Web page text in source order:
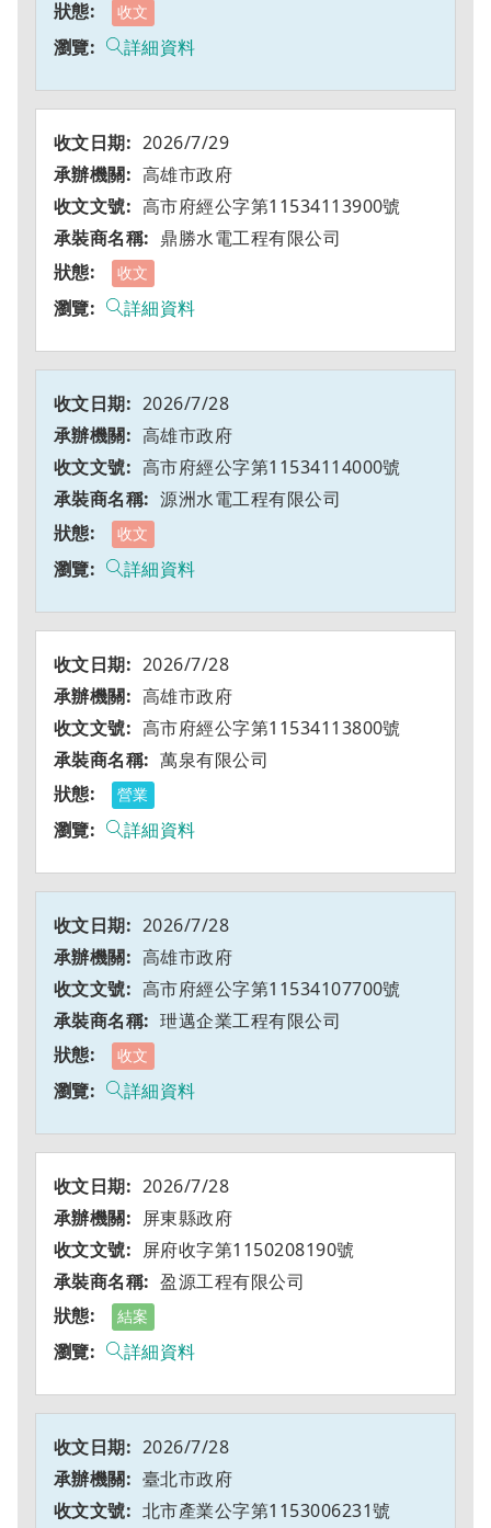
收文
詳細資料
2026/7/29
高雄市政府
高市府經公字第11534113900號
鼎勝水電工程有限公司
收文
詳細資料
2026/7/28
高雄市政府
高市府經公字第11534114000號
源洲水電工程有限公司
收文
詳細資料
2026/7/28
高雄市政府
高市府經公字第11534113800號
萬泉有限公司
營業
詳細資料
2026/7/28
高雄市政府
高市府經公字第11534107700號
玴邁企業工程有限公司
收文
詳細資料
2026/7/28
屏東縣政府
屏府收字第1150208190號
盈源工程有限公司
結案
詳細資料
2026/7/28
臺北市政府
北市產業公字第1153006231號